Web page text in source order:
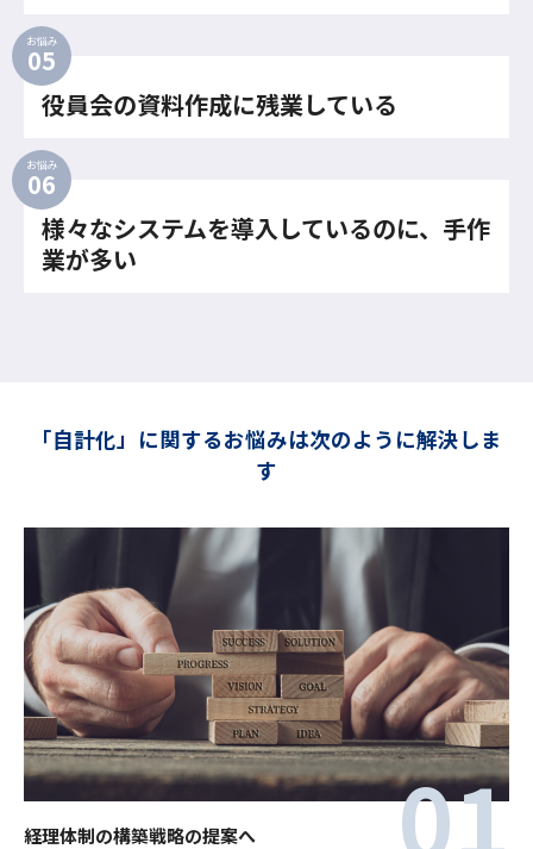
お悩み
役員会の資料作成に残業している
お悩み
様々なシステムを導入しているのに、手作
業が多い
「自計化」に関するお悩みは次のように解決しま
す
経理体制の構築戦略の提案へ